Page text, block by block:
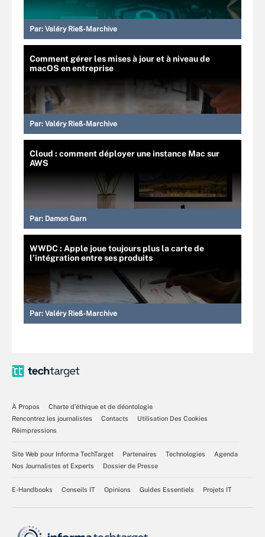
Par: Valéry Rieß-Marchive
Comment gérer les mises à jour et à niveau de
macOS en entreprise
Par: Valéry Rieß-Marchive
Cloud : comment déployer une instance Mac sur
AWS
Par: Damon Garn
WWDC : Apple joue toujours plus la carte de
l’intégration entre ses produits
Par: Valéry Rieß-Marchive
À Propos
Charte d’éthique et de déontologie
Rencontrez les journalistes
Contacts
Utilisation Des Cookies
Réimpressions
Site Web pour Informa TechTarget Partenaires Technologies
Agenda
Nos Journalistes et Experts
Dossier de Presse
E-Handbooks Conseils IT Opinions Guides Essentiels Projets IT